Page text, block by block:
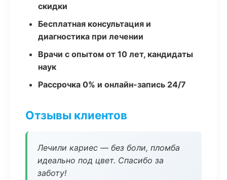
скидки
Бесплатная консультация и
диагностика при лечении
Врачи с опытом от 10 лет, кандидаты
наук
Рассрочка 0% и онлайн-запись 24/7
Отзывы клиентов
Лечили кариес — без боли, пломба
идеально под цвет. Спасибо за
заботу!